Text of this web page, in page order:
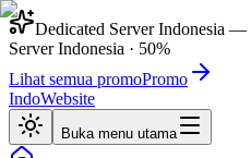
Dedicated Server Indonesia —
Server Indonesia · 50%
Lihat semua promoPromo
IndoWebsite
Buka menu utama